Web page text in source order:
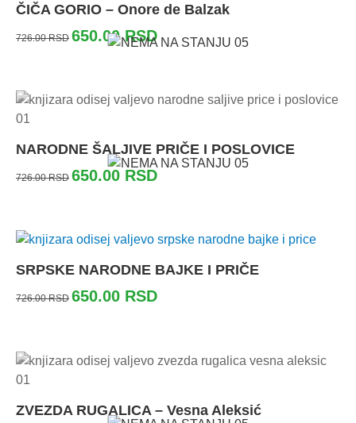
ČIČA GORIO – Onore de Balzak
726.00RSD 650.00RSD
NARODNE ŠALJIVE PRIČE I POSLOVICE
726.00RSD 650.00 RSD
SRPSKE NARODNE BAJKE I PRIČE
726.00RSD 650.00 RSD
ZVEZDA RUGALICA – Vesna Aleksić